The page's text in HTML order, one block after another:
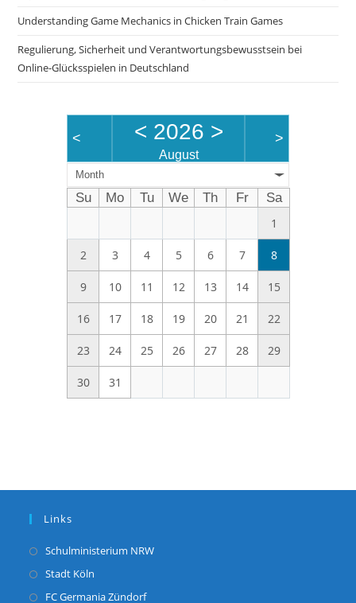
Understanding Game Mechanics in Chicken Train Games
Regulierung, Sicherheit und Verantwortungsbewusstsein bei
Online-Glücksspielen in Deutschland
< < 2026 >
August
>
Month
Su Mo Tu We Th Fr
Sa
1
2 3 4 5 6 7 8
9 10 11 12 13 14 15
16 17 18 19 20 21 22
23 24 25 26 27 28 29
30 31
Links
Schulministerium NRWOpens
Stadt Köln
in
FC Germania ZündorfOpens